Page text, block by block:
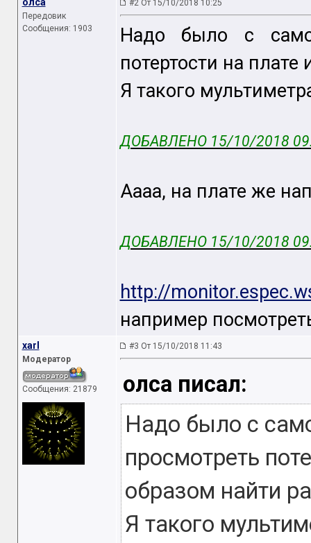
Передовик
Сообщения: 1903
#2 От 15/10/2018 10:25
Надо было с
потертости на
Я такого
ДОБАВЛЕНО 15/10/2018
Аааа, на плате же
ДОБАВЛЕНО 15/10/2018
http://
например
xarl
Модератор
Сообщения: 21879
#3 От 15/10/2018 11:43
олса писал:
Надо было с
просмотреть
образом найти
Я такого